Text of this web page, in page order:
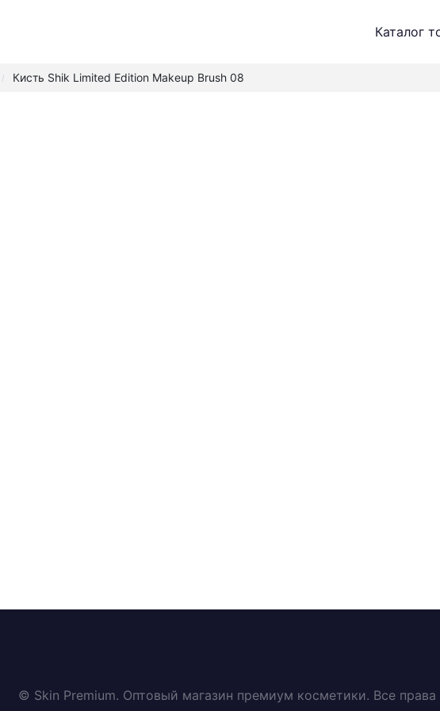
Каталог
/ Кисть Shik Limited Edition Makeup Brush 08
© Skin Premium. Оптовый магазин премиум косметики. Все